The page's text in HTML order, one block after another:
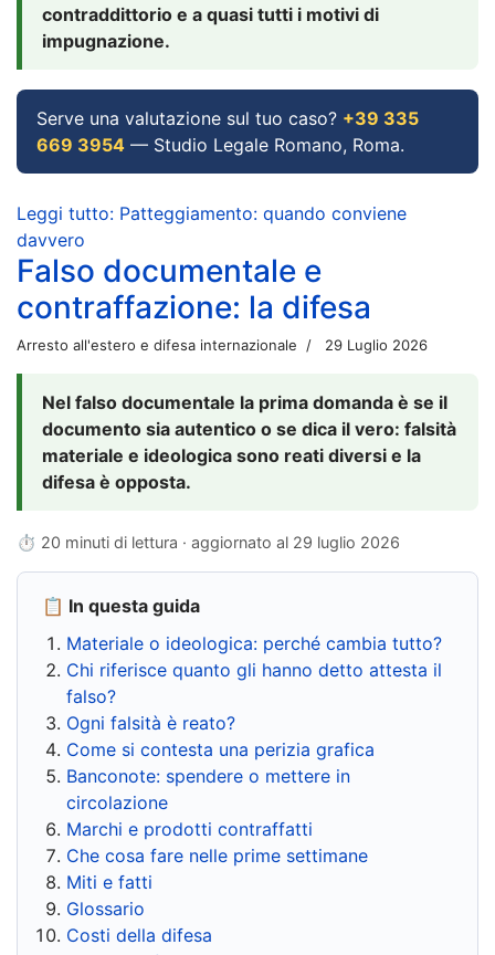
contraddittorio e a quasi tutti i motivi di
impugnazione.
Serve una valutazione sul tuo caso? +39 335
669 3954 — Studio Legale Romano, Roma.
Leggi tutto: Patteggiamento: quando conviene
davvero
Falso documentale e
contraffazione: la difesa
Arresto all'estero e difesa internazionale 29 Luglio 2026
Nel falso documentale la prima domanda è se il
documento sia autentico o se dica il vero: falsità
materiale e ideologica sono reati diversi e la
difesa è opposta.
⏱ 20 minuti di lettura · aggiornato al 29 luglio 2026
📋 In questa guida
Materiale o ideologica: perché cambia tutto?
Chi riferisce quanto gli hanno detto attesta il
falso?
Ogni falsità è reato?
Come si contesta una perizia grafica
Banconote: spendere o mettere in
circolazione
Marchi e prodotti contraffatti
Che cosa fare nelle prime settimane
Miti e fatti
Glossario
Costi della difesa